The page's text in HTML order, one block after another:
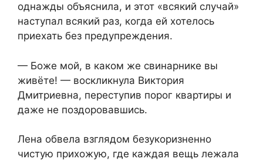
однажды объяснила, и этот «всякий случай»
наступал всякий раз, когда ей хотелось
приехать без предупреждения.
— Боже мой, в каком же свинарнике вы
живёте! — воскликнула Виктория
Дмитриевна, переступив порог квартиры и
даже не поздоровавшись.
Лена обвела взглядом безукоризненно
чистую прихожую, где каждая вещь лежала